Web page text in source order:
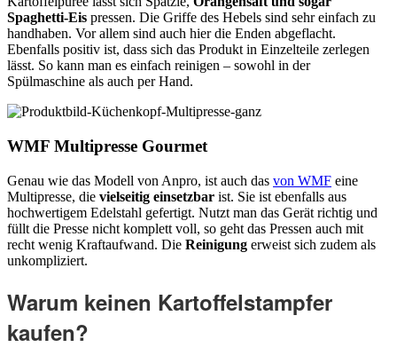
Spaghetti-Eis pressen. Die Griffe des Hebels sind sehr einfach zu
handhaben. Vor allem sind auch hier die Enden abgeflacht.
Ebenfalls positiv ist, dass sich das Produkt in Einzelteile zerlegen
lässt. So kann man es einfach reinigen – sowohl in der
Spülmaschine als auch per Hand.
WMF Multipresse Gourmet
Genau wie das Modell von Anpro, ist auch das von WMF eine
Multipresse, die vielseitig einsetzbar ist. Sie ist ebenfalls aus
hochwertigem Edelstahl gefertigt. Nutzt man das Gerät richtig und
füllt die Presse nicht komplett voll, so geht das Pressen auch mit
recht wenig Kraftaufwand. Die Reinigung erweist sich zudem als
unkompliziert.
Warum keinen Kartoffelstampfer
kaufen?